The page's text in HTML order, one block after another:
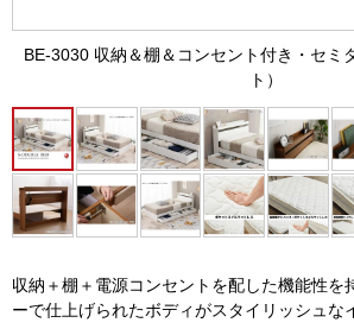
BE-3030 収納＆棚＆コンセント付き・セミ
ト）
収納＋棚＋電源コンセントを配した機能性を
ーで仕上げられたボディがスタイリッシュな